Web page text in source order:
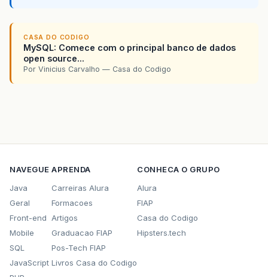
CASA DO CODIGO
MySQL: Comece com o principal banco de dados
open source...
Por Vinicius Carvalho — Casa do Codigo
NAVEGUE
Java
Geral
Front-end
Mobile
SQL
JavaScript
APRENDA
Carreiras Alura
Formacoes
Artigos
Graduacao FIAP
Pos-Tech FIAP
Livros Casa do Codigo
CONHECA O GRUPO
Alura
FIAP
Casa do Codigo
Hipsters.tech